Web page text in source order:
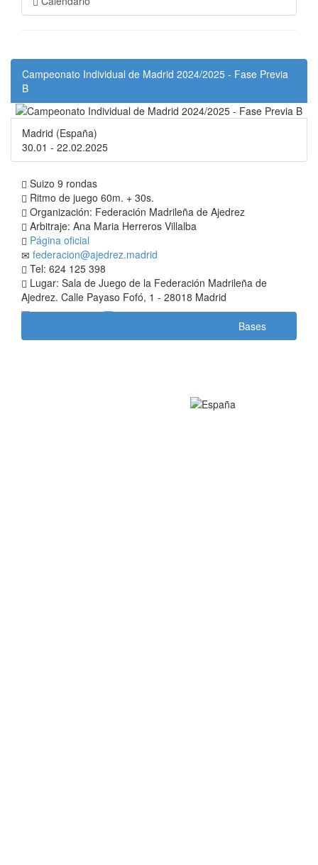
Campeonato Individual de Madrid 2024/2025 - Fase Previa
B
Madrid (España)
30.01 - 22.02.2025
Suizo 9 rondas
Ritmo de juego 60m. + 30s.
Organización: Federación Madrileña de Ajedrez
Arbitraje: Ana Maria Herreros Villalba
Página oficial
federacion@ajedrez.madrid
Tel: 624 125 398
Lugar: Sala de Juego de la Federación Madrileña de
Ajedrez. Calle Payaso Fofó, 1 - 28018 Madrid
Bases